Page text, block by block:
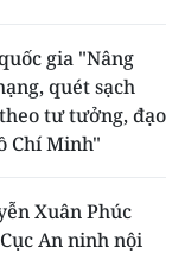
gia "Nâng
quét sạch
tư tưởng, đạo
Chí Minh"
Xuân Phúc
An ninh nội